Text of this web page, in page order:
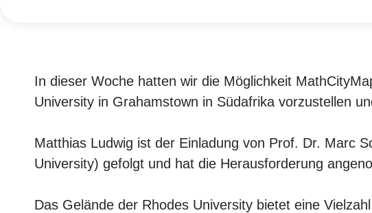
In dieser Woche hatten wir die Möglichkeit
University in Grahamstown in Südafrika vorzustellen
Matthias Ludwig ist der Einladung von Prof. Dr. Marc
University) gefolgt und hat die Herausforderung
Das Gelände der Rhodes University bietet eine